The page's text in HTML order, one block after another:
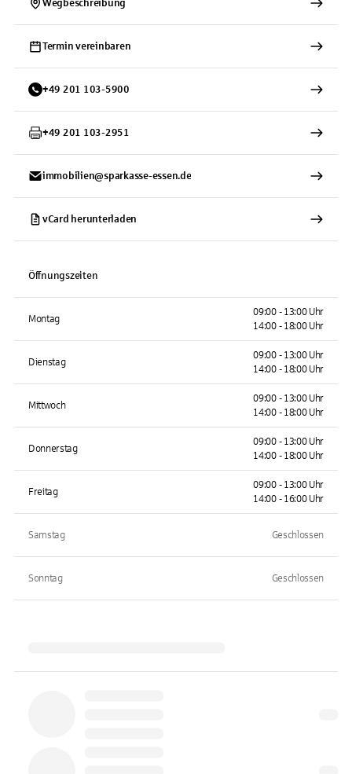
Wegbeschreibung
Termin vereinbaren
+49 201 103-5900
+49 201 103-2951
immobilien@sparkasse-essen.de
vCard herunterladen
Öffnungszeiten
Montag
09:00 - 13:00 Uhr
14:00 - 18:00 Uhr
Dienstag
09:00 - 13:00 Uhr
14:00 - 18:00 Uhr
Mittwoch
09:00 - 13:00 Uhr
14:00 - 18:00 Uhr
Donnerstag
09:00 - 13:00 Uhr
14:00 - 18:00 Uhr
Freitag
09:00 - 13:00 Uhr
14:00 - 16:00 Uhr
Samstag Geschlossen
Sonntag Geschlossen